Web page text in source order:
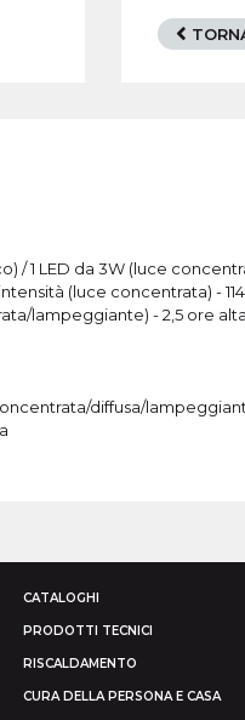
/ 1 LED da 3W (luce
(luce concentrata) -
lampeggiante) - 2,5 ore
diffusa/
CATALOGHI
PRODOTTI TECNICI
RISCALDAMENTO
CURA DELLA PERSONA E CASA